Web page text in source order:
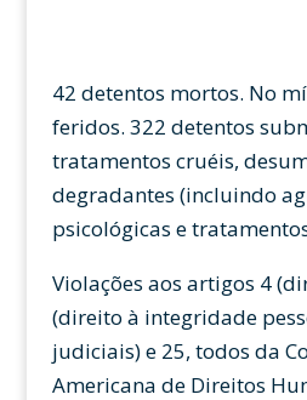
42 detentos mortos. No
feridos. 322 detentos
tratamentos cruéis,
degradantes (incluindo
psicológicas e
Violações aos artigos 4
(direito à integridade
judiciais) e 25, todos da
Americana de Direitos